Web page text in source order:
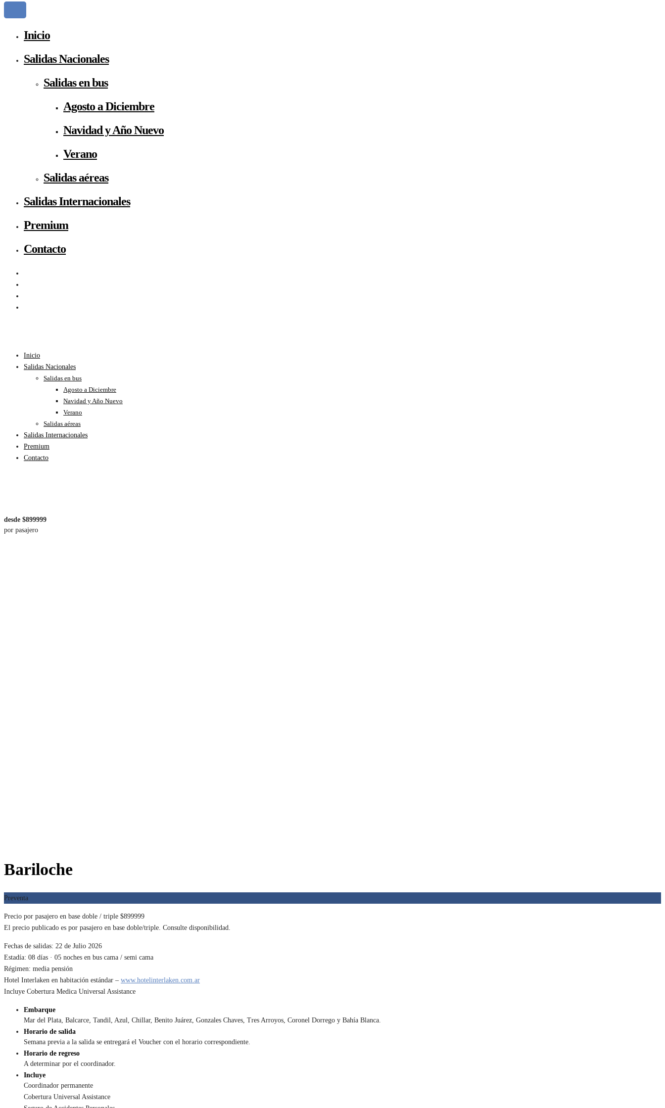
Inicio
Salidas Nacionales
Salidas en bus
Agosto a Diciembre
Navidad y Año Nuevo
Verano
Salidas aéreas
Salidas Internacionales
Premium
Contacto
Inicio
Salidas Nacionales
Salidas en bus
Agosto a Diciembre
Navidad y Año Nuevo
Verano
Salidas aéreas
Salidas Internacionales
Premium
Contacto
desde $899999
por pasajero
Bariloche
Preventa
Precio por pasajero en base doble / triple $899999
El precio publicado es por pasajero en base doble/triple. Consulte disponibilidad.
Fechas de salidas: 22 de Julio 2026
Estadía: 08 días · 05 noches en bus cama / semi cama
Régimen: media pensión
Hotel Interlaken en habitación estándar – www.hotelinterlaken.com.ar
Incluye Cobertura Medica Universal Assistance
Embarque
Mar del Plata, Balcarce, Tandil, Azul, Chillar, Benito Juárez, Gonzales Chaves, Tres Arroyos, Coronel Dorrego y Bahía Blanca.
Horario de salida
Semana previa a la salida se entregará el Voucher con el horario correspondiente.
Horario de regreso
A determinar por el coordinador.
Incluye
Coordinador permanente
Cobertura Universal Assistance